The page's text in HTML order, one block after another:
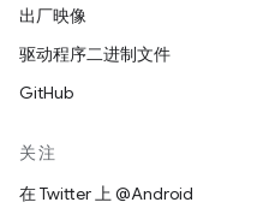
出厂映像
驱动程序二进制文件
GitHub
关注
在 Twitter 上 @Android